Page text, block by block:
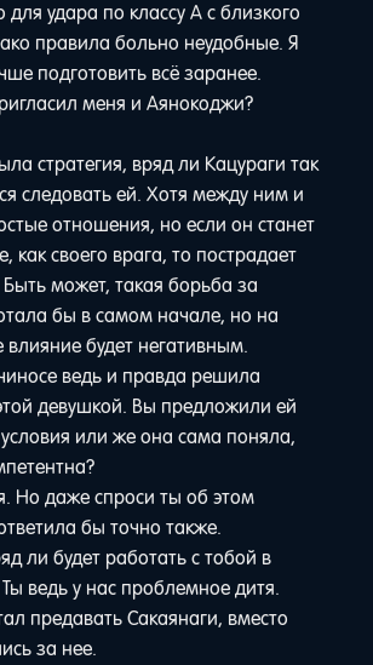
для удара по классу A с близкого
правила больно неудобные. Я
подготовить всё заранее.
меня и Аянокоджи?
стратегия, вряд ли Кацураги так
следовать ей. Хотя между ним и
отношения, но если он станет
как своего врага, то пострадает
Быть может, такая борьба за
бы в самом начале, но на
будет негативным.
ведь и правда решила
девушкой. Вы предложили ей
условия или же она сама поняла,
Но даже спроси ты об этом
бы точно также.
ли будет работать с тобой в
ведь у нас проблемное дитя.
предавать Сакаянаги, вместо
за нее.